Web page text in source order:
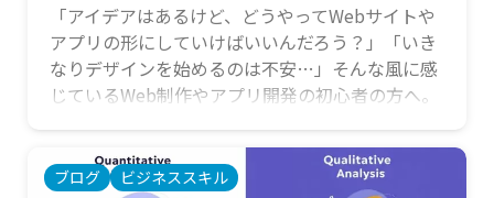
「アイデアはあるけど、どうやってWebサイトや
アプリの形にしていけばいいんだろう？」「いき
なりデザインを始めるのは不安…」そんな風に感
じているWeb制作やアプリ開発の初心者の方へ。
べき重要な「設計図」があります。それが「ワイ
ヤーフレーム」です。ワイヤーフレームは、Web
ブログ ビジネススキル